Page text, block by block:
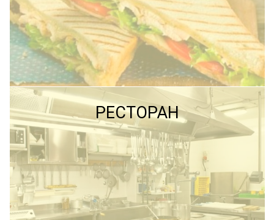
ПОДРОБНЕЕ ПОДРОБНЕЕ
РЕСТОРАН